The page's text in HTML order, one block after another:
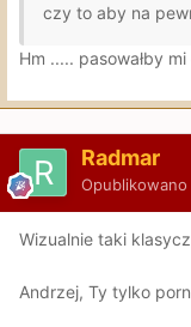
czy to aby na
Hm ..... pasowałby
Radmar
Opublikowano
Wizualnie taki
Andrzej, Ty tylko